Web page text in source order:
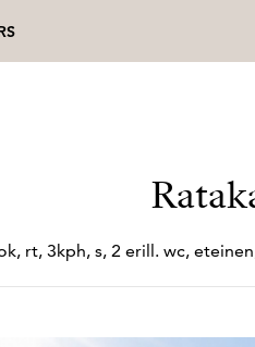
rt, 3kph, s, 2 erill. wc,